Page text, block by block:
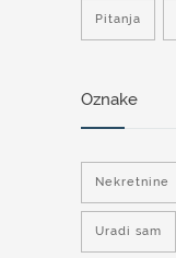
Pitanja
Oznake
Nekretnine
Uradi sam